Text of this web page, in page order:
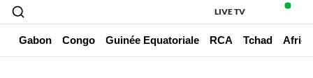
LIVE TV
Gabon Congo Guinée Equatoriale RCA Tchad